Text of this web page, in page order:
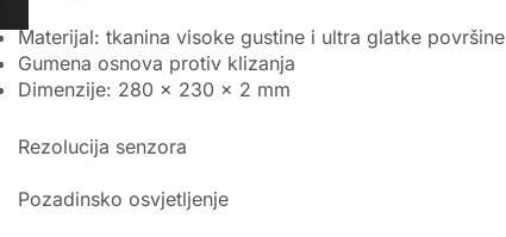
Materijal: tkanina visoke gustine i ultra glatke površine
Gumena osnova protiv klizanja
Dimenzije: 280 x 230 x 2 mm
Rezolucija senzora
Pozadinsko osvjetljenje